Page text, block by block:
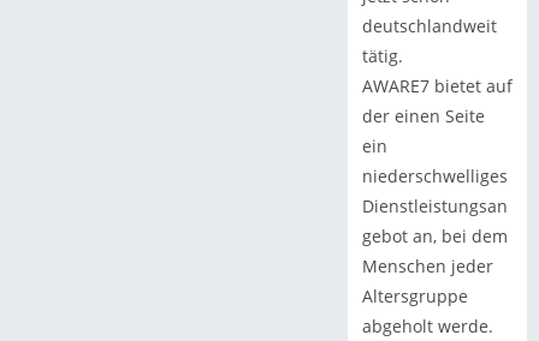
deutschlandweit
tätig.
AWARE7 bietet auf
der einen Seite
ein
niederschwelliges
Dienstleistungsan
gebot an, bei dem
Menschen jeder
Altersgruppe
abgeholt werde.